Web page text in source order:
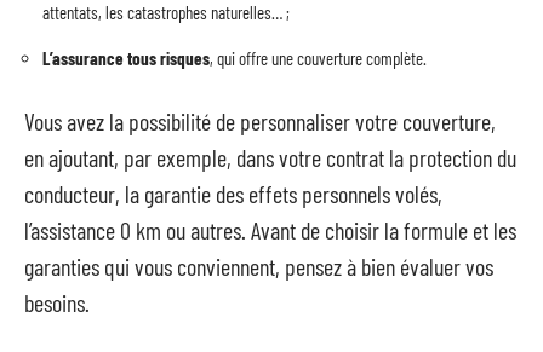
attentats, les catastrophes naturelles… ;
L’assurance tous risques, qui offre une couverture complète.
Vous avez la possibilité de personnaliser votre couverture,
en ajoutant, par exemple, dans votre contrat la protection du
conducteur, la garantie des effets personnels volés,
l’assistance 0 km ou autres. Avant de choisir la formule et les
garanties qui vous conviennent, pensez à bien évaluer vos
besoins.